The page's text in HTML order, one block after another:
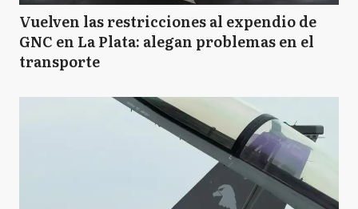
Vuelven las restricciones al expendio de
GNC en La Plata: alegan problemas en el
transporte